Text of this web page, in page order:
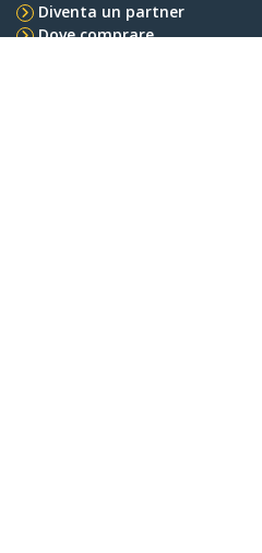
Diventa un partner
Dove comprare